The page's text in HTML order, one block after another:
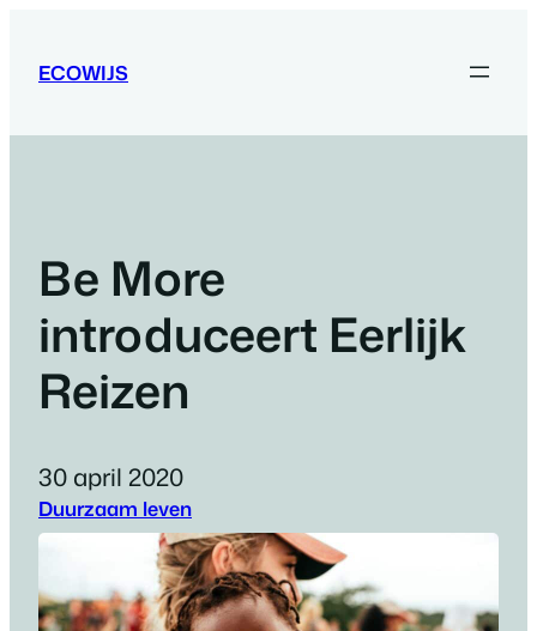
ECOWIJS
Be More
introduceert Eerlijk
Reizen
30 april 2020
Duurzaam leven